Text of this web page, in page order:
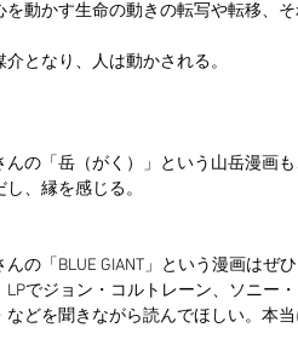
を動かす生命の動きの転写や転移、そ
となり、人は動かされる。
んの「岳（がく）」という山岳漫画
、縁を感じる。
の「BLUE GIANT」という漫画はぜ
LPでジョン・コルトレーン、ソニー
などを聞きながら読んでほしい。本当